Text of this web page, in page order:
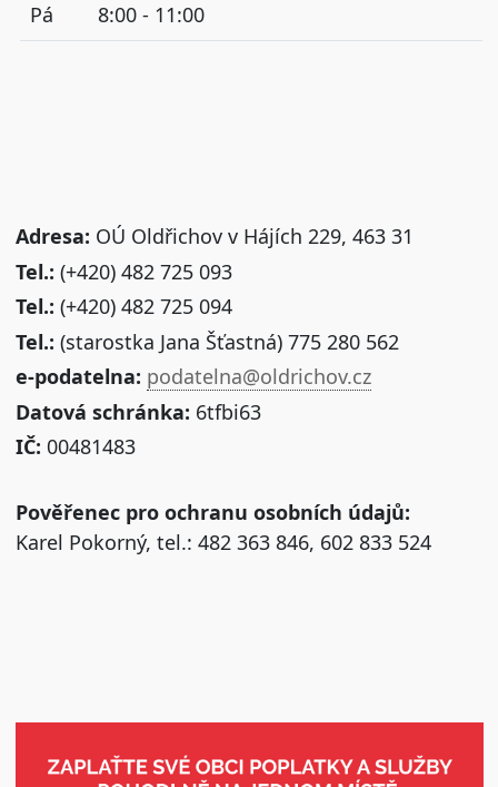
Pá
8:00 - 11:00
Adresa: OÚ Oldřichov v Hájích 229, 463 31
Tel.: (+420) 482 725 093
Tel.: (+420) 482 725 094
Tel.: (starostka Jana Šťastná) 775 280 562
e-podatelna: podatelna@oldrichov.cz
Datová schránka: 6tfbi63
IČ: 00481483
Pověřenec pro ochranu osobních údajů:
Karel Pokorný, tel.: 482 363 846, 602 833 524